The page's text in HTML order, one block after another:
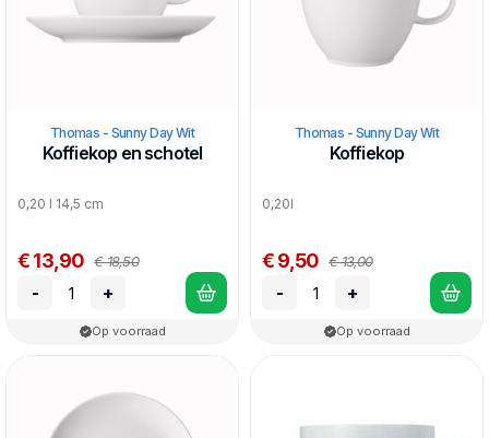
Thomas - Sunny Day Wit
Koffiekop en schotel
0,20 l 14,5 cm
€ 13,90 € 18,50
- +
Op voorraad
Thomas - Sunny Day Wit
Koffiekop
0,20l
€ 9,50 € 13,00
- +
Op voorraad